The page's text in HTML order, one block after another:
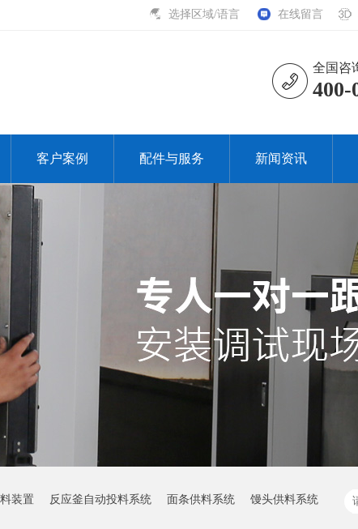
选择区域/语言 在线留言
全国咨
400-
客户案例 配件与服务 新闻资讯
装置 反应釜自动投料系统 面条供料系统 馒头供料系统